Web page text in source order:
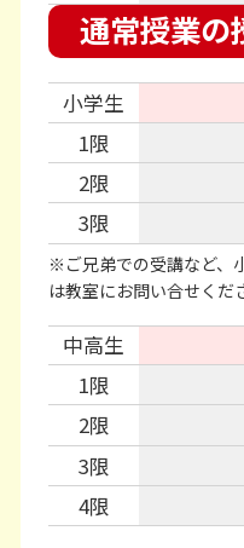
通常授業の
小学生
1限
2限
3限
※ご兄弟での受講など、
は教室にお問い合せくだ
中高生
1限
2限
3限
4限